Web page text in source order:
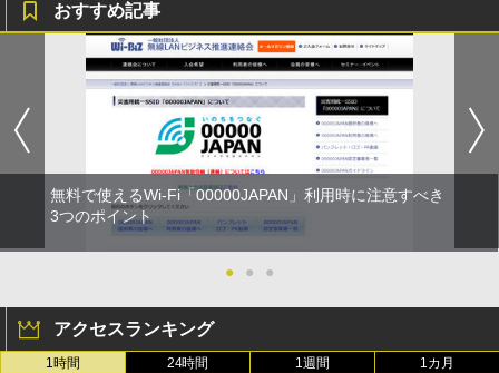
おすすめ記事
無料で使えるWi-Fi「00000JAPAN」利用時に注意すべき
3つのポイント
● ● ●
アクセスランキング
1時間 24時間 1週間 1カ月